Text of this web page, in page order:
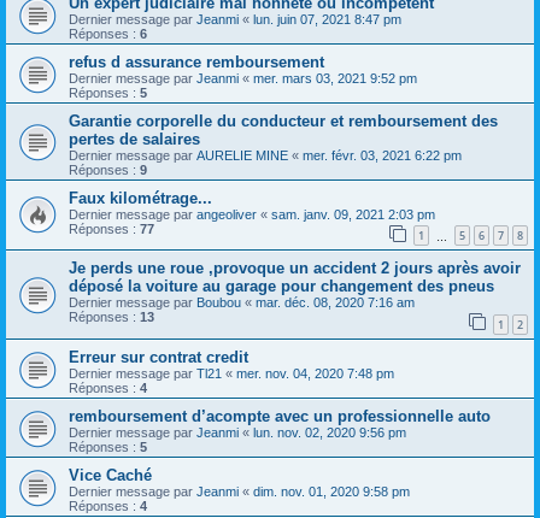
Dernier message par Jeanmi « lun. juin 07, 2021 8:47 pm
Réponses : 6
refus d assurance remboursement
Dernier message par Jeanmi « mer. mars 03, 2021 9:52 pm
Réponses : 5
Garantie corporelle du conducteur et remboursement des
pertes de salaires
Dernier message par AURELIE MINE « mer. févr. 03, 2021 6:22 pm
Réponses : 9
Faux kilométrage...
Dernier message par angeoliver « sam. janv. 09, 2021 2:03 pm
Réponses : 77 1 5 6 7 8
Je perds une roue ,provoque un accident 2 jours après avoir
déposé la voiture au garage pour changement des pneus
Dernier message par Boubou « mar. déc. 08, 2020 7:16 am
Réponses : 13 1 2
Erreur sur contrat credit
Dernier message par Tl21 « mer. nov. 04, 2020 7:48 pm
Réponses : 4
remboursement d’acompte avec un professionnelle auto
Dernier message par Jeanmi « lun. nov. 02, 2020 9:56 pm
Réponses : 5
Vice Caché
Dernier message par Jeanmi « dim. nov. 01, 2020 9:58 pm
Réponses : 4